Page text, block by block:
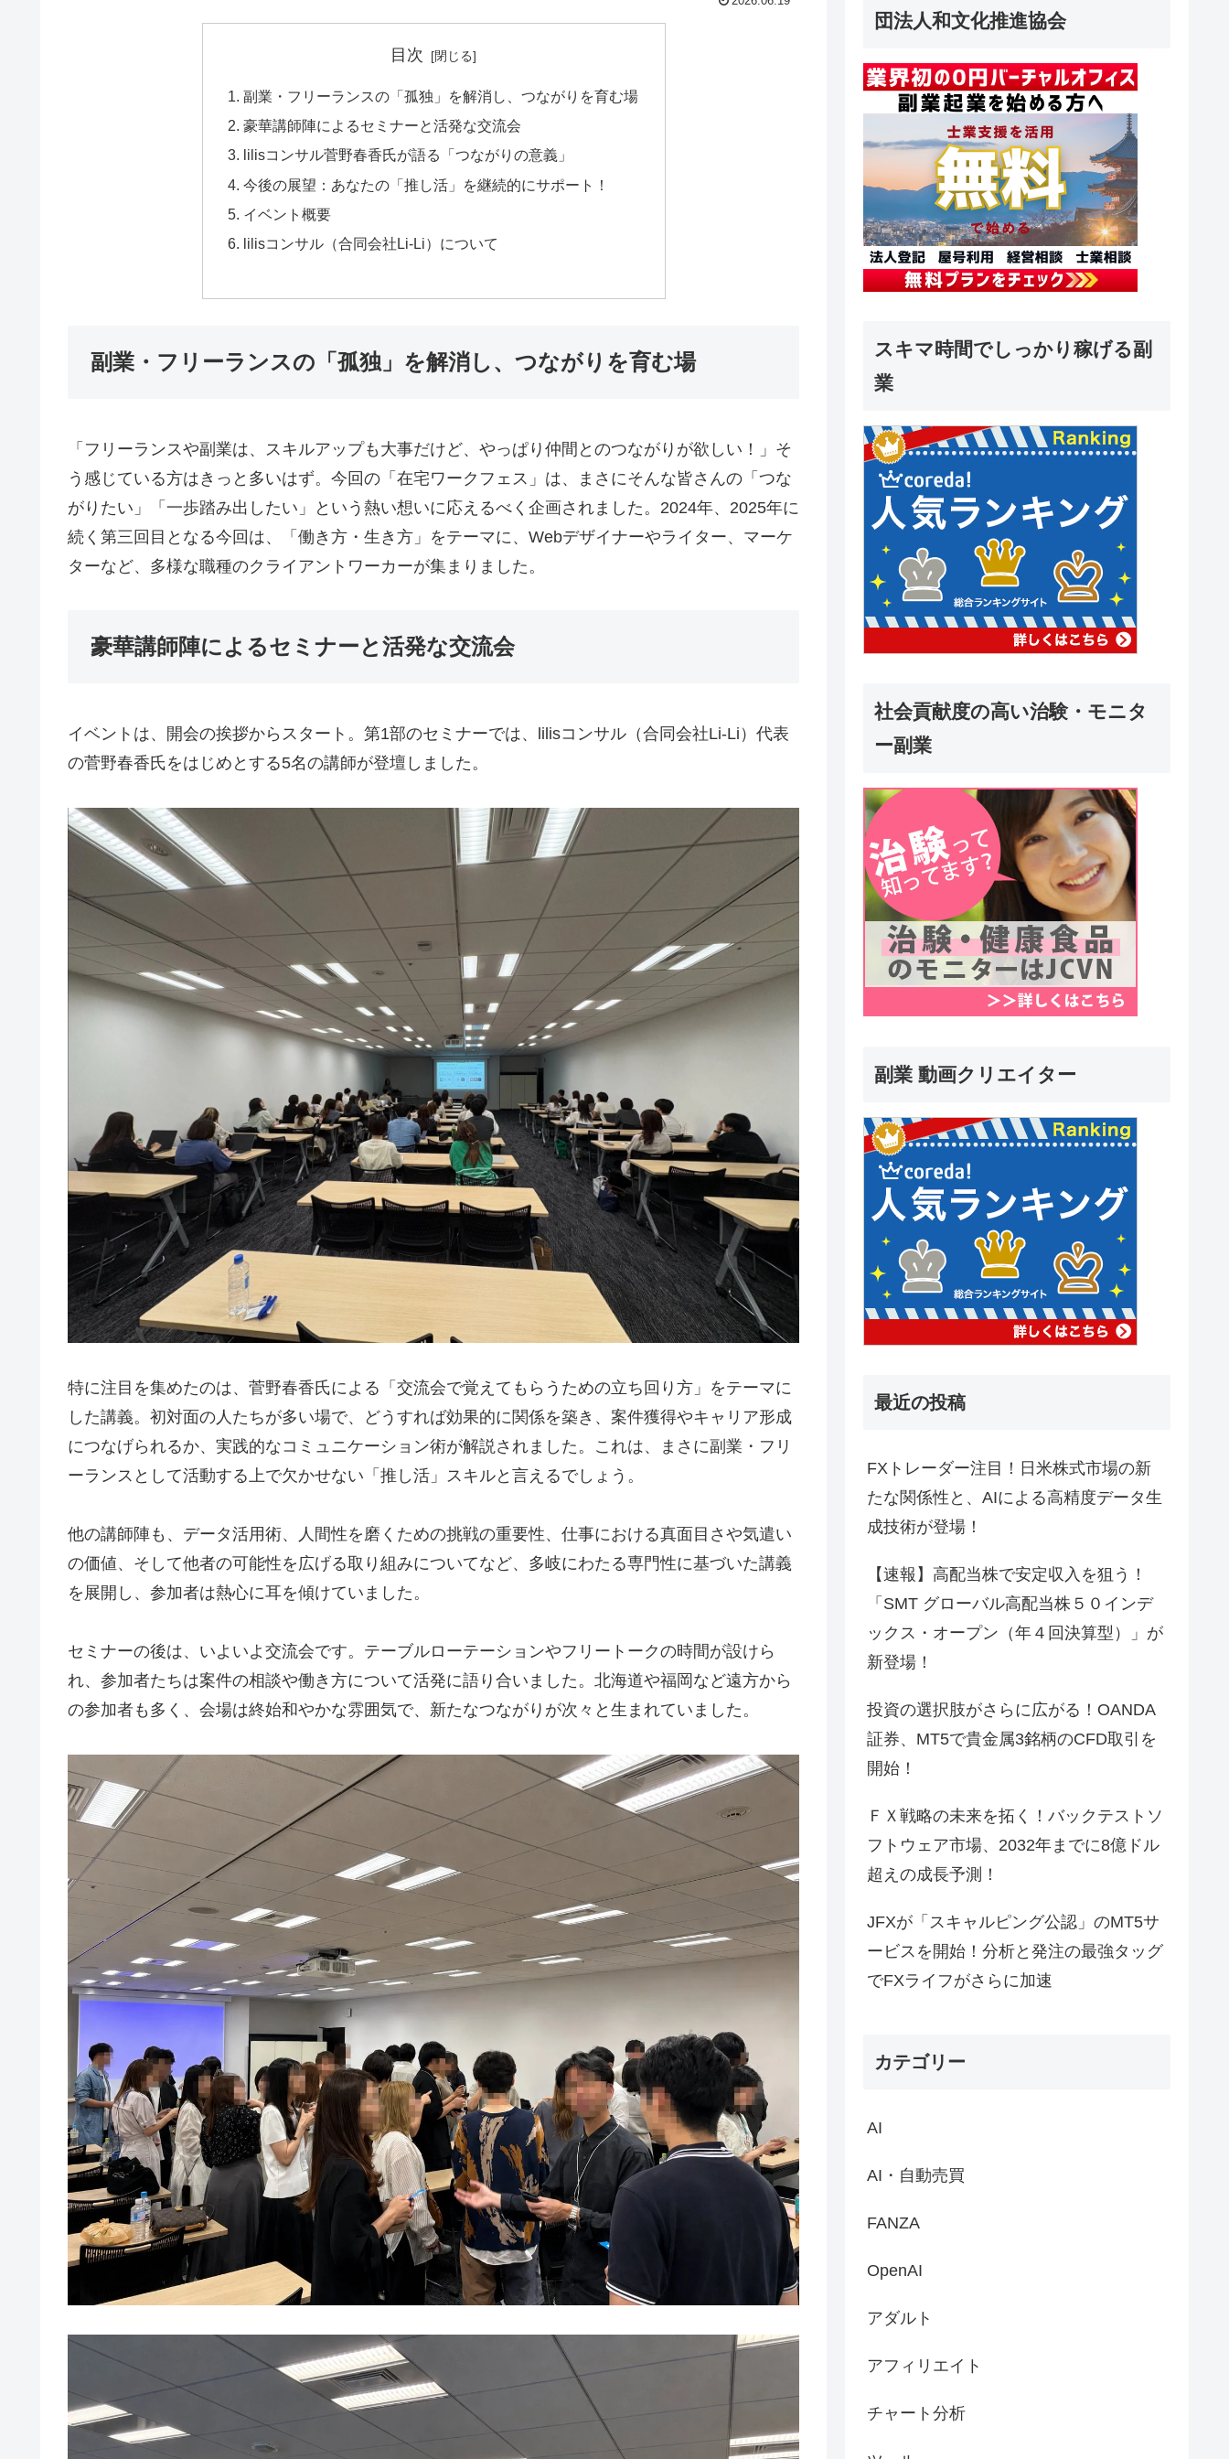
目次
副業・フリーランスの「孤独」を解消し、つながりを育む場
豪華講師陣によるセミナーと活発な交流会
lilisコンサル菅野春香氏が語る「つながりの意義」
今後の展望：あなたの「推し活」を継続的にサポート！
イベント概要
lilisコンサル（合同会社Li-Li）について
副業・フリーランスの「孤独」を解消し、つながりを育む場
「フリーランスや副業は、スキルアップも大事だけど、やっぱり仲間とのつながりが欲しい！」そ
う感じている方はきっと多いはず。今回の「在宅ワークフェス」は、まさにそんな皆さんの「つな
がりたい」「一歩踏み出したい」という熱い想いに応えるべく企画されました。2024年、2025年に
続く第三回目となる今回は、「働き方・生き方」をテーマに、Webデザイナーやライター、マーケ
ターなど、多様な職種のクライアントワーカーが集まりました。
豪華講師陣によるセミナーと活発な交流会
イベントは、開会の挨拶からスタート。第1部のセミナーでは、lilisコンサル（合同会社Li-Li）代表
の菅野春香氏をはじめとする5名の講師が登壇しました。
特に注目を集めたのは、菅野春香氏による「交流会で覚えてもらうための立ち回り方」をテーマに
した講義。初対面の人たちが多い場で、どうすれば効果的に関係を築き、案件獲得やキャリア形成
につなげられるか、実践的なコミュニケーション術が解説されました。これは、まさに副業・フリ
ーランスとして活動する上で欠かせない「推し活」スキルと言えるでしょう。
他の講師陣も、データ活用術、人間性を磨くための挑戦の重要性、仕事における真面目さや気遣い
の価値、そして他者の可能性を広げる取り組みについてなど、多岐にわたる専門性に基づいた講義
を展開し、参加者は熱心に耳を傾けていました。
セミナーの後は、いよいよ交流会です。テーブルローテーションやフリートークの時間が設けら
れ、参加者たちは案件の相談や働き方について活発に語り合いました。北海道や福岡など遠方から
の参加者も多く、会場は終始和やかな雰囲気で、新たなつながりが次々と生まれていました。
団法人和文化推進協会
スキマ時間でしっかり稼げる副
業
社会貢献度の高い治験・モニタ
ー副業
副業 動画クリエイター
最近の投稿
FXトレーダー注目！日米株式市場の新
たな関係性と、AIによる高精度データ生
成技術が登場！
【速報】高配当株で安定収入を狙う！
「SMT グローバル高配当株５０インデ
ックス・オープン（年４回決算型）」が
新登場！
投資の選択肢がさらに広がる！OANDA
証券、MT5で貴金属3銘柄のCFD取引を
開始！
ＦＸ戦略の未来を拓く！バックテストソ
フトウェア市場、2032年までに8億ドル
超えの成長予測！
JFXが「スキャルピング公認」のMT5サ
ービスを開始！分析と発注の最強タッグ
でFXライフがさらに加速
カテゴリー
AI
AI・自動売買
FANZA
OpenAI
アダルト
アフィリエイト
チャート分析